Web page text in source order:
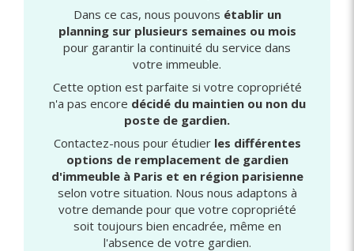
Dans ce cas, nous pouvons établir un
planning sur plusieurs semaines ou mois
pour garantir la continuité du service dans
votre immeuble.
Cette option est parfaite si votre copropriété
n'a pas encore décidé du maintien ou non du
poste de gardien.
Contactez-nous pour étudier les différentes
options de remplacement de gardien
d'immeuble à Paris et en région parisienne
selon votre situation. Nous nous adaptons à
votre demande pour que votre copropriété
soit toujours bien encadrée, même en
l'absence de votre gardien.